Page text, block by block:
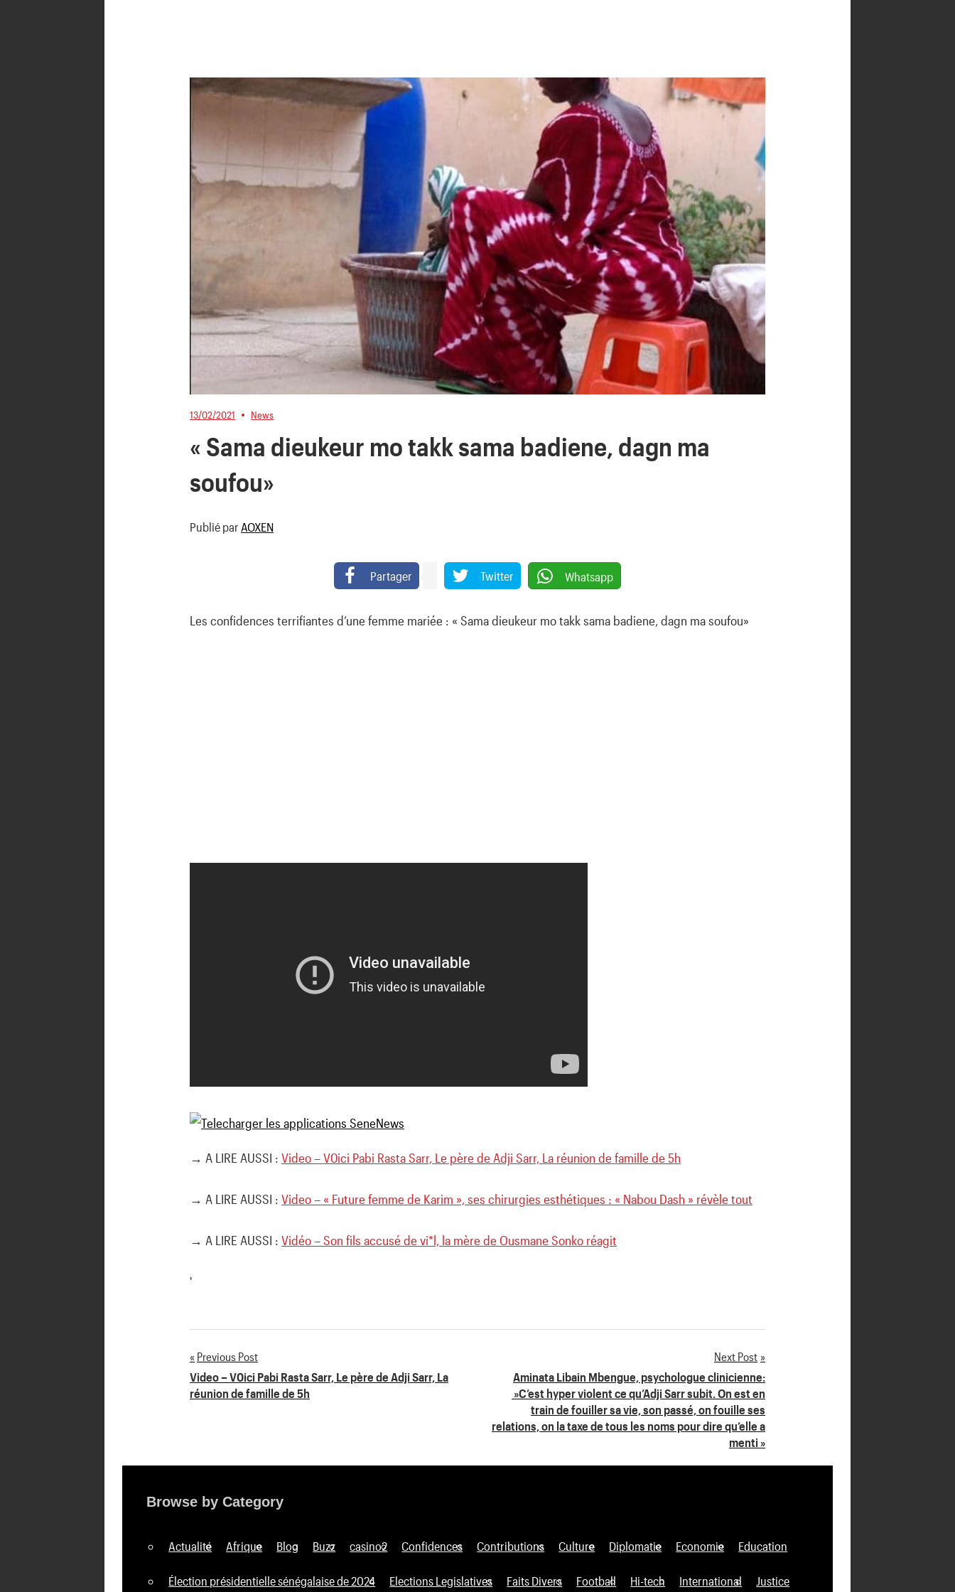
13/02/2021 News
« Sama dieukeur mo takk sama badiene, dagn ma
soufou»
Publié par AOXEN
Partager Twitter Whatsapp
Les confidences terrifiantes d’une femme mariée : « Sama dieukeur mo takk sama badiene, dagn ma soufou»
→ A LIRE AUSSI : Video – V0ici Pabi Rasta Sarr, Le père de Adji Sarr, La réunion de famille de 5h
→ A LIRE AUSSI : Video – « Future femme de Karim », ses chirurgies esthétiques : « Nabou Dash » révèle tout
→ A LIRE AUSSI : Vidéo – Son fils accusé de vi*l, la mère de Ousmane Sonko réagit
'
Navigation
de
Previous Post
Video – V0ici Pabi Rasta Sarr, Le père de Adji Sarr, La
réunion de famille de 5h
Next Post
Aminata Libain Mbengue, psychologue clinicienne:
»C’est hyper violent ce qu’Adji Sarr subit. On est en
train de fouiller sa vie, son passé, on fouille ses
relations, on la taxe de tous les noms pour dire qu’elle a
menti »
Browse by Category
Actualité Afrique Blog Buzz casino2 Confidences Contributions Culture Diplomatie Economie Education
Élection présidentielle sénégalaise de 2024 Elections Legislatives Faits Divers Football Hi-tech International Justice